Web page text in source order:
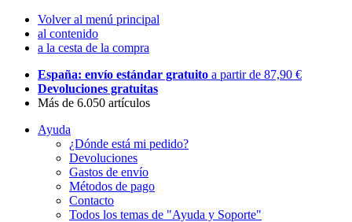
Volver al menú principal
al contenido
a la cesta de la compra
España: envío estándar gratuito a partir de 87,90 €
Devoluciones gratuitas
Más de 6.050 artículos
Ayuda
¿Dónde está mi pedido?
Devoluciones
Gastos de envío
Métodos de pago
Contacto
Todos los temas de "Ayuda y Soporte"